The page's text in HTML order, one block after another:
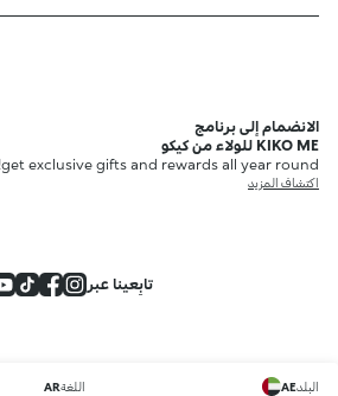
الانضمام إلى برنامج
KIKO ME للولاء من كيكو
get exclusive gifts and rewards all year round!
اكتشاف المزيد
تابِعينا عبر
البلدAE اللغةAR